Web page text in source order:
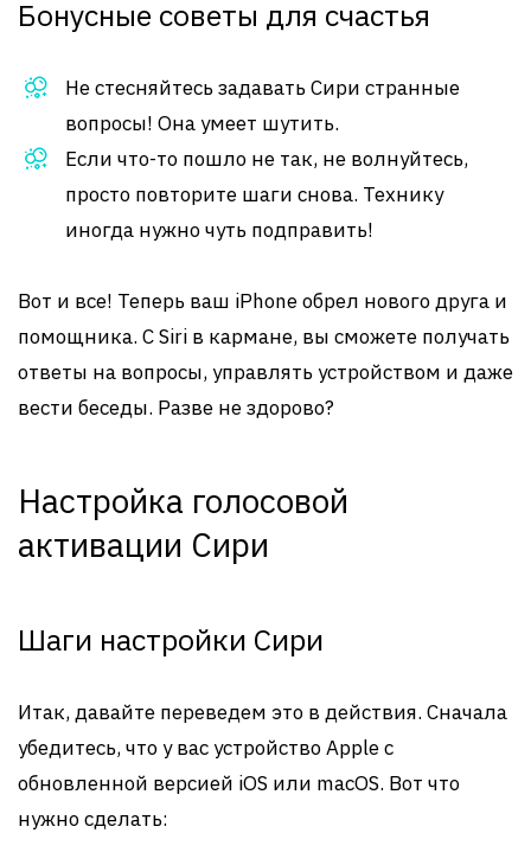
Бонусные советы для счастья
Не стесняйтесь задавать Сири странные
вопросы! Она умеет шутить.
Если что-то пошло не так, не волнуйтесь,
просто повторите шаги снова. Технику
иногда нужно чуть подправить!
Вот и все! Теперь ваш iPhone обрел нового друга и
помощника. С Siri в кармане, вы сможете получать
ответы на вопросы, управлять устройством и даже
вести беседы. Разве не здорово?
Настройка голосовой
активации Сири
Шаги настройки Сири
Итак, давайте переведем это в действия. Сначала
убедитесь, что у вас устройство Apple с
обновленной версией iOS или macOS. Вот что
нужно сделать: